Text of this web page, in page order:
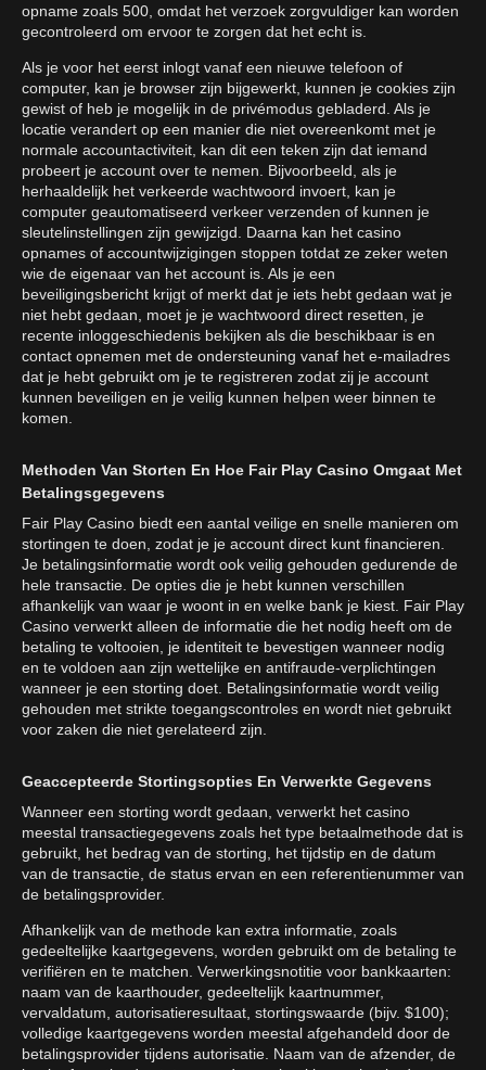
opname zoals 500, omdat het verzoek zorgvuldiger kan worden
gecontroleerd om ervoor te zorgen dat het echt is.
Als je voor het eerst inlogt vanaf een nieuwe telefoon of
computer, kan je browser zijn bijgewerkt, kunnen je cookies zijn
gewist of heb je mogelijk in de privémodus gebladerd. Als je
locatie verandert op een manier die niet overeenkomt met je
normale accountactiviteit, kan dit een teken zijn dat iemand
probeert je account over te nemen. Bijvoorbeeld, als je
herhaaldelijk het verkeerde wachtwoord invoert, kan je
computer geautomatiseerd verkeer verzenden of kunnen je
sleutelinstellingen zijn gewijzigd. Daarna kan het casino
opnames of accountwijzigingen stoppen totdat ze zeker weten
wie de eigenaar van het account is. Als je een
beveiligingsbericht krijgt of merkt dat je iets hebt gedaan wat je
niet hebt gedaan, moet je je wachtwoord direct resetten, je
recente inloggeschiedenis bekijken als die beschikbaar is en
contact opnemen met de ondersteuning vanaf het e-mailadres
dat je hebt gebruikt om je te registreren zodat zij je account
kunnen beveiligen en je veilig kunnen helpen weer binnen te
komen.
Methoden Van Storten En Hoe Fair Play Casino Omgaat Met
Betalingsgegevens
Fair Play Casino biedt een aantal veilige en snelle manieren om
stortingen te doen, zodat je je account direct kunt financieren.
Je betalingsinformatie wordt ook veilig gehouden gedurende de
hele transactie. De opties die je hebt kunnen verschillen
afhankelijk van waar je woont in en welke bank je kiest. Fair Play
Casino verwerkt alleen de informatie die het nodig heeft om de
betaling te voltooien, je identiteit te bevestigen wanneer nodig
en te voldoen aan zijn wettelijke en antifraude-verplichtingen
wanneer je een storting doet. Betalingsinformatie wordt veilig
gehouden met strikte toegangscontroles en wordt niet gebruikt
voor zaken die niet gerelateerd zijn.
Geaccepteerde Stortingsopties En Verwerkte Gegevens
Wanneer een storting wordt gedaan, verwerkt het casino
meestal transactiegegevens zoals het type betaalmethode dat is
gebruikt, het bedrag van de storting, het tijdstip en de datum
van de transactie, de status ervan en een referentienummer van
de betalingsprovider.
Afhankelijk van de methode kan extra informatie, zoals
gedeeltelijke kaartgegevens, worden gebruikt om de betaling te
verifiëren en te matchen. Verwerkingsnotitie voor bankkaarten:
naam van de kaarthouder, gedeeltelijk kaartnummer,
vervaldatum, autorisatieresultaat, stortingswaarde (bijv. $100);
volledige kaartgegevens worden meestal afgehandeld door de
betalingsprovider tijdens autorisatie. Naam van de afzender, de